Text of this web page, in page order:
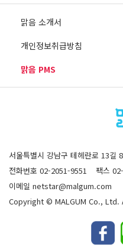
맑음 소개서
개인정보취급방침
맑음 PMS
서울특별시 강남구 테헤란로 13길
전화번호 02-2051-9551
팩스
이메일 netstar@malgum.com
Copyright © MALGUM Co., Ltd.